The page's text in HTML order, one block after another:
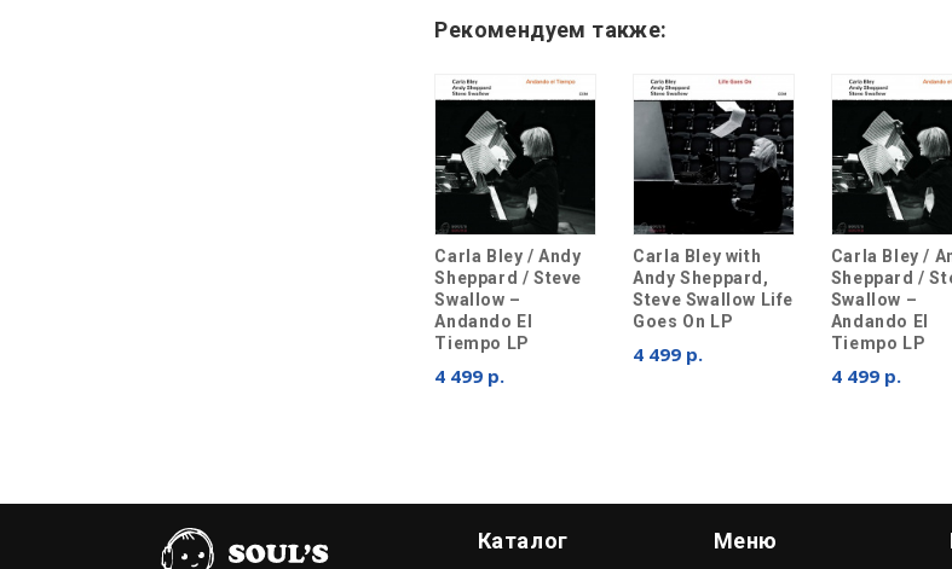
Рекомендуем также:
Carla Bley / Andy
Sheppard / Steve
Swallow ‎–
Andando El
Tiempo LP
4 499 р.
Carla Bley with
Andy Sheppard,
Steve Swallow Life
Goes On LP
4 499 р.
Carla Bley /
Sheppard /
Swallow ‎–
Andando El
Tiempo LP
4 499 р.
Каталог Меню